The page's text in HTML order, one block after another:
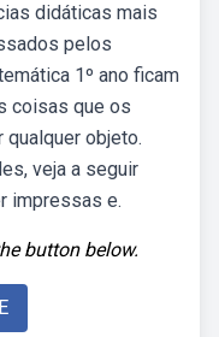
didáticas mais
pelos
1º ano ficam
coisas que os
objeto.
veja a seguir
impressas e.
button below.